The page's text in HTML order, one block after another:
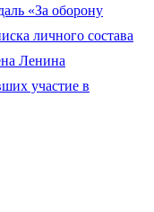
«За оборону
личного состава
Ленина
участие в